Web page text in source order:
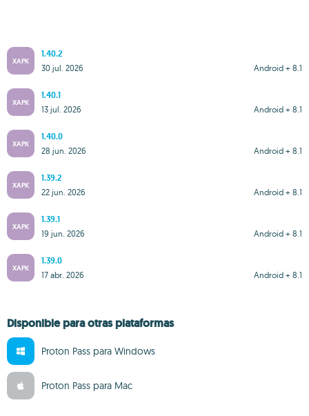
XAPK
1.40.2
Android + 8.1
30 jul. 2026
XAPK
1.40.1
Android + 8.1
13 jul. 2026
XAPK
1.40.0
Android + 8.1
28 jun. 2026
XAPK
1.39.2
Android + 8.1
22 jun. 2026
XAPK
1.39.1
Android + 8.1
19 jun. 2026
XAPK
1.39.0
Android + 8.1
17 abr. 2026
Disponible para otras plataformas
Proton Pass para Windows
Proton Pass para Mac